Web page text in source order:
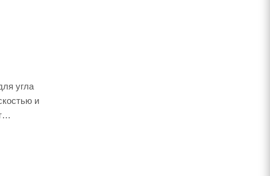
угла
и